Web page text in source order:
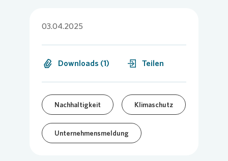
03.04.2025
Downloads (1) Teilen
Nachhaltigkeit Klimaschutz
Unternehmensmeldung